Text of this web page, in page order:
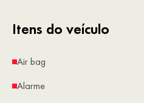
Itens do veículo
Air bag
Alarme